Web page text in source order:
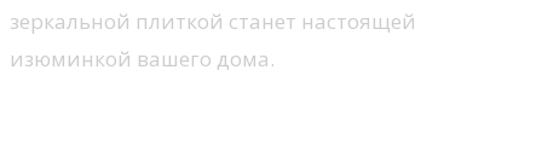
зеркальной плиткой станет настоящей
изюминкой вашего дома.